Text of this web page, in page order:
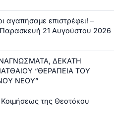
αγαπήσαμε επιστρέφει! –
21 Αυγούστου 2026
ΔΕΚΑΤΗ
“ΘΕΡΑΠΕΙΑ ΤΟΥ
ΝΕΟΥ”
της Θεοτόκου